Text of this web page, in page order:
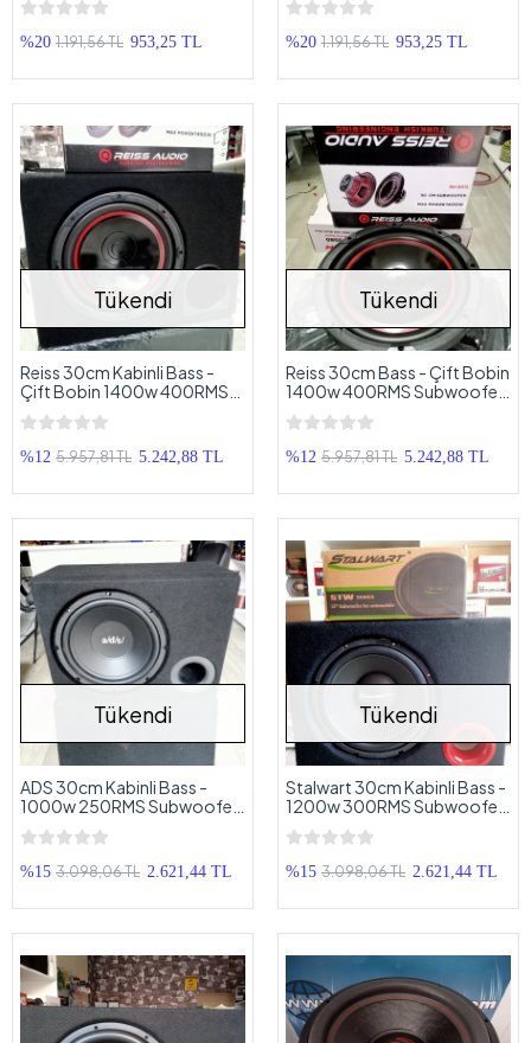
%20 1.191,56 TL 953,25 TL %20 1.191,56 TL 953,25 TL
Tükendi
Reiss 30cm Kabinli Bass -
Çift Bobin 1400w 400RMS
Subwoofer 30cm 4 + 4 OHM
%12 5.957,81 TL 5.242,88 TL
Tükendi
Reiss 30cm Bass - Çift Bobin
1400w 400RMS Subwoofer
30cm 4 + 4 OHM
%12 5.957,81 TL 5.242,88 TL
Tükendi
ADS 30cm Kabinli Bass -
1000w 250RMS Subwoofer
30cm
%15 3.098,06 TL 2.621,44 TL
Tükendi
Stalwart 30cm Kabinli Bass -
1200w 300RMS Subwoofer
30cm
%15 3.098,06 TL 2.621,44 TL